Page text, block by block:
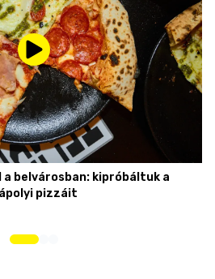
a belvárosban: kipróbáltuk a
pizzáit